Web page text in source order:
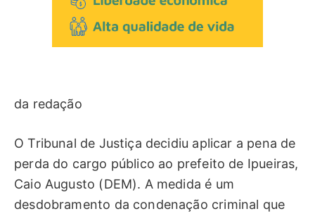
da redação
O Tribunal de Justiça decidiu aplicar a pena de
perda do cargo público ao prefeito de Ipueiras,
Caio Augusto (DEM). A medida é um
desdobramento da condenação criminal que